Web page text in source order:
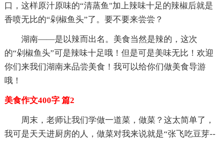
口，这样原汁原味的“清蒸鱼"加上辣味十足的辣椒后就是
香喷无比的“剁椒鱼头”了。要不要来尝尝？
湖南——是以辣而出名。美食当然是辣的，这次
的“剁椒鱼头”可是辣味十足哦！但是可是美味无比！欢迎
你们来我们湖南来品尝美食！我可以给你们做美食导游
哦！
美食作文400字 篇2
周末，老师让我们学做一道菜，做菜？这太简单了，
我可是天天进厨房的人，做菜对我来说就是“张飞吃豆芽--